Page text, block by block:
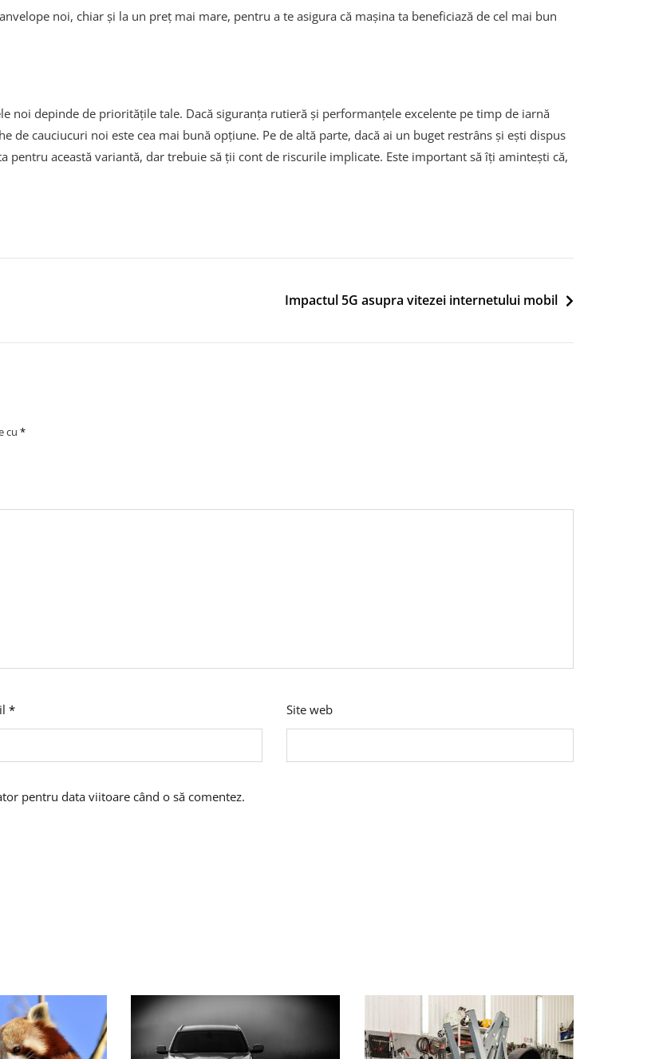
noi, chiar și la un preț mai mare, pentru a te asigura că mașina ta beneficiază de cel mai bun
noi depinde de prioritățile tale. Dacă siguranța rutieră și performanțele excelente pe timp de iarnă
cauciucuri noi este cea mai bună opțiune. Pe de altă parte, dacă ai un buget restrâns și ești dispus
pentru această variantă, dar trebuie să ții cont de riscurile implicate. Este important să îți amintești că,
Impactul 5G asupra vitezei internetului mobil
cu *
* Site web
pentru data viitoare când o să comentez.